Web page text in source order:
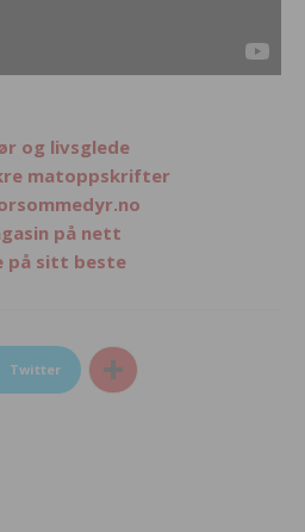
og livsglede
matoppskrifter
på nett
på sitt beste
Twitter